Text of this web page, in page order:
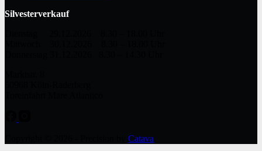
Silvesterverkauf
Catava